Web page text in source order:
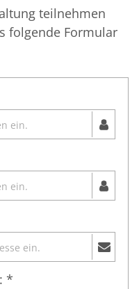
teilnehmen
folgende Formular
*